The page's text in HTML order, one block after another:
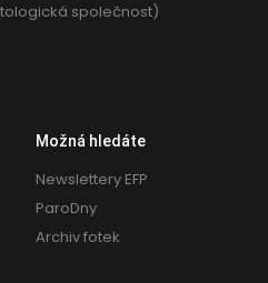
společnost)
Možná hledáte
Newslettery EFP
ParoDny
Archiv fotek